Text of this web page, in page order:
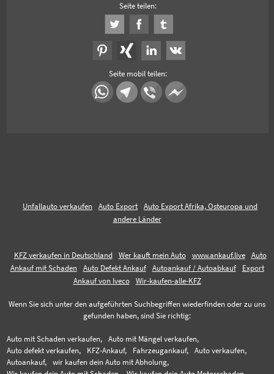
Seite teilen:
Seite mobil teilen:
Unfallauto verkaufen Auto Export
Auto Export Afrika, Osteuropa und
andere Länder
KFZ verkaufen in Deutschland Wer kauft mein Auto www.ankauf.live
Auto
Ankauf mit Schaden
Auto Defekt Ankauf Autoankauf / Autoabkauf
Export
Ankauf von Iveco
Wir-kaufen-alle-KFZ
Wenn Sie sich unter den aufgeführten Suchbegriffen wiederfinden oder zu uns
gefunden haben, sind Sie richtig:
Auto mit Schaden verkaufen,
Auto mit Mängel verkaufen,
Auto defekt verkaufen,
KFZ-Ankauf, Fahrzeugankauf,
Auto verkaufen,
Autoankauf,
wir kaufen dein Auto mit Abholung,